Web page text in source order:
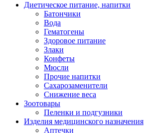
Диетическое питание, напитки
Батончики
Вода
Гематогены
Здоровое питание
Злаки
Конфеты
Мюсли
Прочие напитки
Сахарозаменители
Снижение веса
Зоотовары
Пеленки и подгузники
Изделия медицинского назначения
Аптечки